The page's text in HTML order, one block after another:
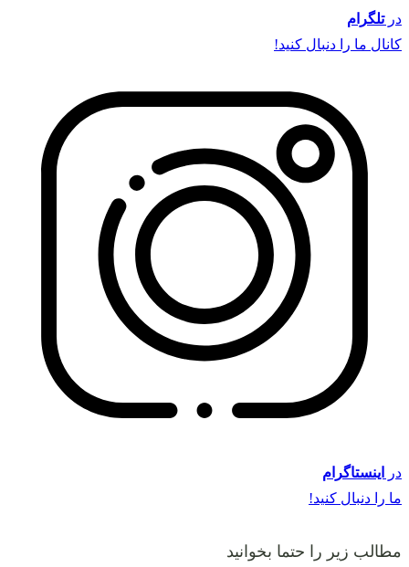
درتلگرام
کانال ما را دنبال کنید!
در
اینستاگرام
ما را دنبال کنید!
مطالب زیر را حتما بخوانید